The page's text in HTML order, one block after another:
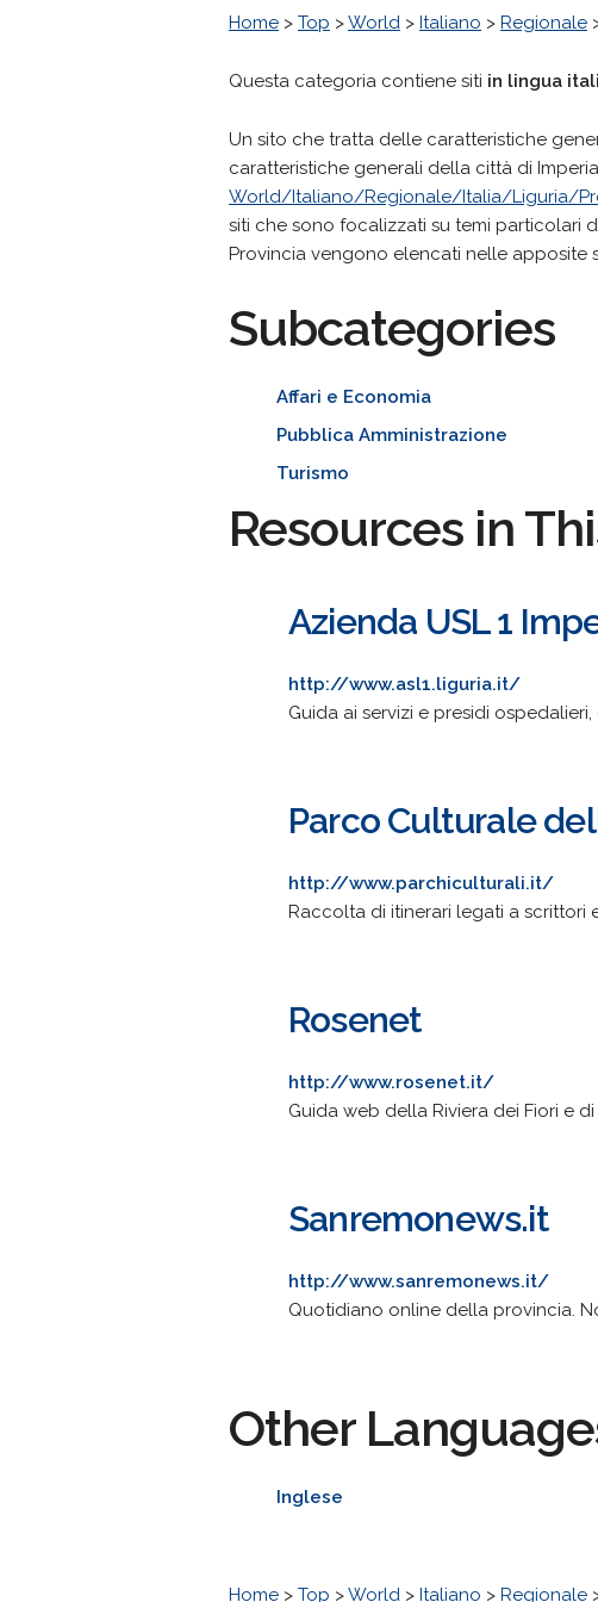
Home > Top >World > Italiano > Regionale
Questa categoria contiene siti in lingua
Un sito che tratta delle caratteristiche
caratteristiche generali della città di
World/Italiano/Regionale/Italia/Liguria/
siti che sono focalizzati su temi particolari
Provincia vengono elencati nelle apposite
Subcategories
Affari e Economia
Pubblica Amministrazione
Turismo
Resources in
Azienda USL 1
http://www.asl1.liguria.it/
Guida ai servizi e presidi
Parco Culturale
http://www.parchiculturali.it/
Raccolta di itinerari legati a scrittori
Rosenet
http://www.rosenet.it/
Guida web della Riviera dei Fiori e di
Sanremonews.it
http://www.sanremonews.it/
Quotidiano online della provincia.
Other
Inglese
Home > Top >World > Italiano > Regionale